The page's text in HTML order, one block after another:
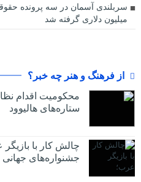
میلیون دلاری گرفته شد
از فرهنگ و هنر چه خبر؟
محکومیت اقدام
ستاره‌های هالیوود
چالش کار با
جشنواره‌های